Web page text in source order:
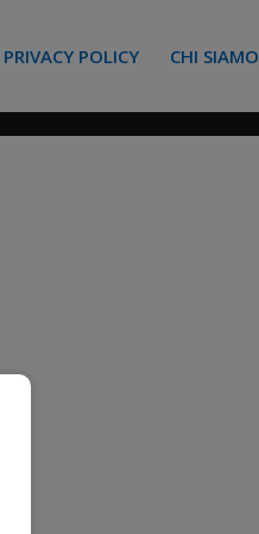
PRIVACY POLICY CHI SIAMO